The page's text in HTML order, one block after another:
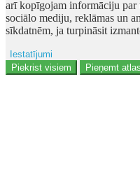
arī kopīgojam informāciju par
sociālo mediju, reklāmas un
sīkdatnēm, ja turpināsit
Iestatījumi
Ad storage
Piekrist visiem Pieņemt